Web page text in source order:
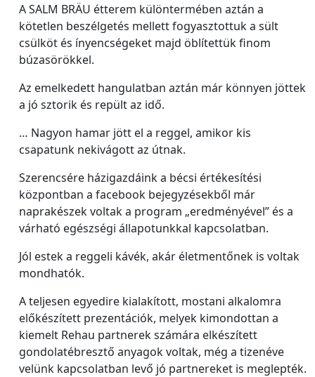
A SALM BRÄU étterem különtermében aztán a
kötetlen beszélgetés mellett fogyasztottuk a sült
csülköt és ínyencségeket majd öblítettük finom
búzasörökkel.
Az emelkedett hangulatban aztán már könnyen jöttek
a jó sztorik és repült az idő.
… Nagyon hamar jött el a reggel, amikor kis
csapatunk nekivágott az útnak.
Szerencsére házigazdáink a bécsi értékesítési
központban a facebook bejegyzésekből már
naprakészek voltak a program „eredményével” és a
várható egészségi állapotunkkal kapcsolatban.
Jól estek a reggeli kávék, akár életmentőnek is voltak
mondhatók.
A teljesen egyedire kialakított, mostani alkalomra
előkészített prezentációk, melyek kimondottan a
kiemelt Rehau partnerek számára elkészített
gondolatébresztő anyagok voltak, még a tizenéve
velünk kapcsolatban levő jó partnereket is meglepték.